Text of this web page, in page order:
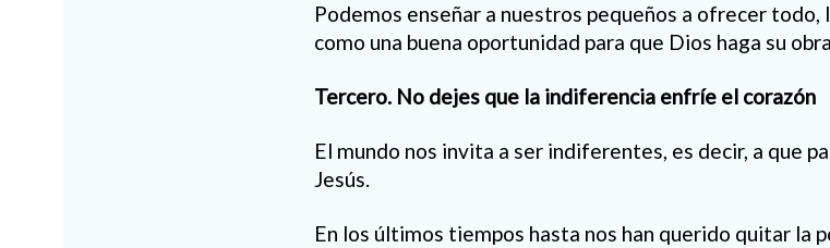
Podemos enseñar a nuestros pequeños a ofrecer todo,
como una buena oportunidad para que Dios haga su
Tercero. No dejes que la indiferencia enfríe el corazón
El mundo nos invita a ser indiferentes, es decir, a que
Jesús.
En los últimos tiempos hasta nos han querido quitar la